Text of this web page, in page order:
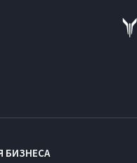
БИЗНЕСА